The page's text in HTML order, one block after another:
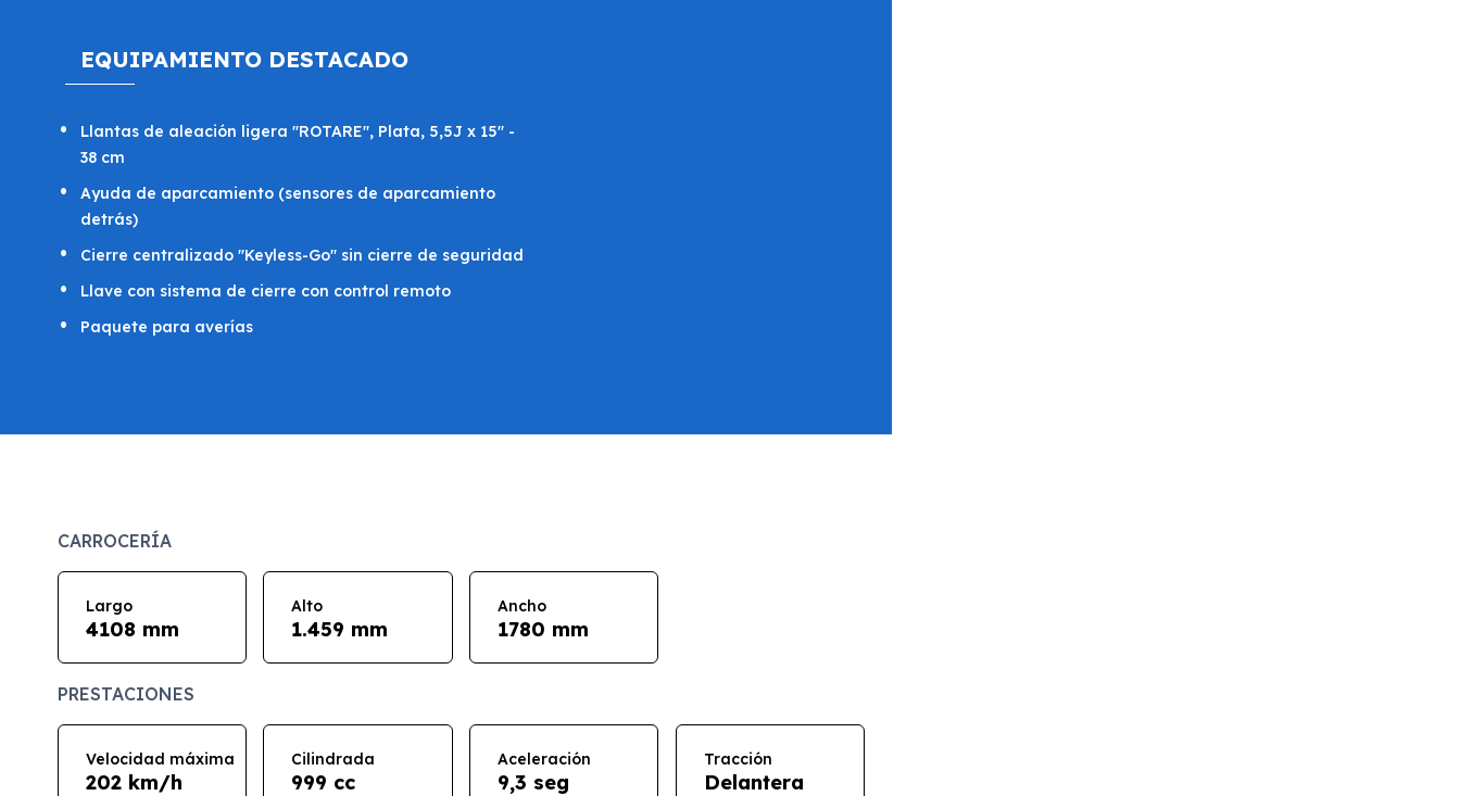
EQUIPAMIENTO DESTACADO
Llantas de aleación ligera "ROTARE", Plata, 5,5J x 15" -
38 cm
Ayuda de aparcamiento (sensores de aparcamiento
detrás)
Cierre centralizado "Keyless-Go" sin cierre de seguridad
Llave con sistema de cierre con control remoto
Paquete para averías
CARROCERÍA
Largo
4108 mm
Alto
1.459 mm
Ancho
1780 mm
PRESTACIONES
Velocidad máxima
202 km/h
Cilindrada
999 cc
Aceleración
9,3 seg
Tracción
Delantera